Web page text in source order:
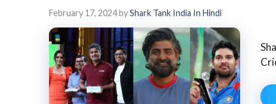
February 17, 2024byShark Tank India In Hindi